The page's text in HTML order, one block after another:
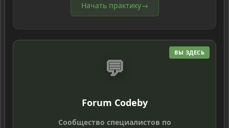
Начать практику→
ВЫ ЗДЕСЬ
💬
Forum Codeby
Сообщество специалистов по